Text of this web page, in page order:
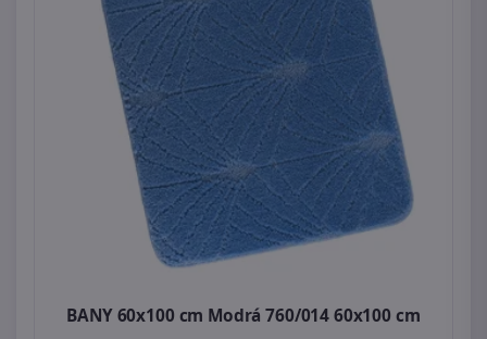
BANY 60x100 cm Modrá 760/014 60x100 cm